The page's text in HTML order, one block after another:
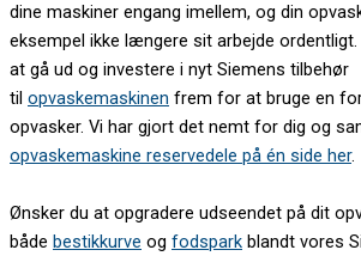
dine maskiner engang imellem, og din
eksempel ikke længere sit arbejde
at gå ud og investere i nyt Siemens tilbehør
til opvaskemaskinen frem for at bruge en
opvasker. Vi har gjort det nemt for dig og
opvaskemaskine reservedele på én side her.
Ønsker du at opgradere udseendet på dit
både bestikkurve og fodspark blandt vores